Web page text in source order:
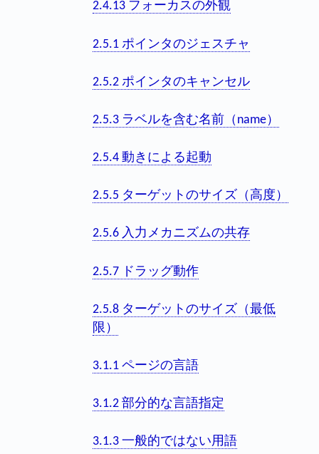
2.4.13 フォーカスの外観
2.5.1 ポインタのジェスチャ
2.5.2 ポインタのキャンセル
2.5.3 ラベルを含む名前（name）
2.5.4 動きによる起動
2.5.5 ターゲットのサイズ（高度）
2.5.6 入力メカニズムの共存
2.5.7 ドラッグ動作
2.5.8 ターゲットのサイズ（最低
限）
3.1.1 ページの言語
3.1.2 部分的な言語指定
3.1.3 一般的ではない用語